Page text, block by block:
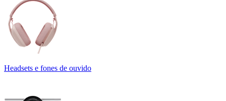
Headsets e fones de ouvido